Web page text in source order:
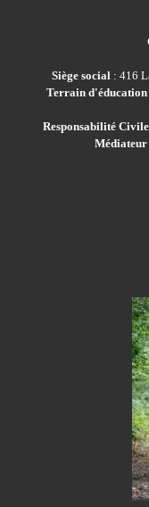
Siège social: 416
Terrain d'éducation
Responsabilité
Médiateur